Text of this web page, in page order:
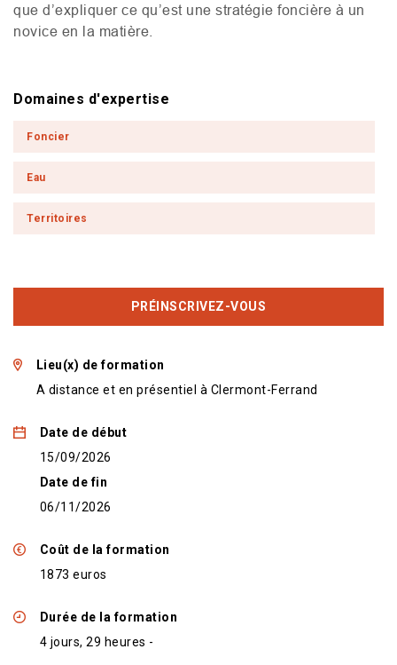
que d’expliquer ce qu’est une stratégie foncière à un
novice en la matière.
Domaines d'expertise
Foncier
Eau
Territoires
PRÉINSCRIVEZ-VOUS
Lieu(x) de formation
A distance et en présentiel à Clermont-Ferrand
Date de début
15/09/2026
Date de fin
06/11/2026
Coût de la formation
1873 euros
Durée de la formation
4 jours, 29 heures -